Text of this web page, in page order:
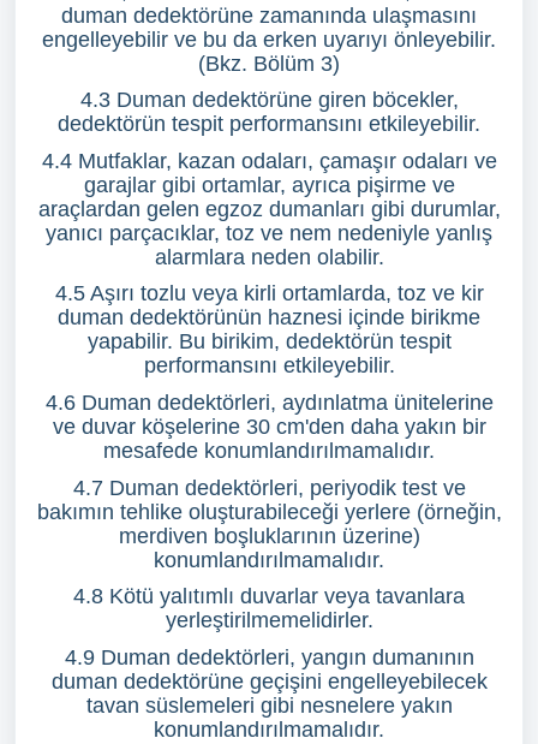
duman dedektörüne zamanında ulaşmasını
engelleyebilir ve bu da erken uyarıyı önleyebilir.
(Bkz. Bölüm 3)
4.3 Duman dedektörüne giren böcekler,
dedektörün tespit performansını etkileyebilir.
4.4 Mutfaklar, kazan odaları, çamaşır odaları ve
garajlar gibi ortamlar, ayrıca pişirme ve
araçlardan gelen egzoz dumanları gibi durumlar,
yanıcı parçacıklar, toz ve nem nedeniyle yanlış
alarmlara neden olabilir.
4.5 Aşırı tozlu veya kirli ortamlarda, toz ve kir
duman dedektörünün haznesi içinde birikme
yapabilir. Bu birikim, dedektörün tespit
performansını etkileyebilir.
4.6 Duman dedektörleri, aydınlatma ünitelerine
ve duvar köşelerine 30 cm'den daha yakın bir
mesafede konumlandırılmamalıdır.
4.7 Duman dedektörleri, periyodik test ve
bakımın tehlike oluşturabileceği yerlere (örneğin,
merdiven boşluklarının üzerine)
konumlandırılmamalıdır.
4.8 Kötü yalıtımlı duvarlar veya tavanlara
yerleştirilmemelidirler.
4.9 Duman dedektörleri, yangın dumanının
duman dedektörüne geçişini engelleyebilecek
tavan süslemeleri gibi nesnelere yakın
konumlandırılmamalıdır.